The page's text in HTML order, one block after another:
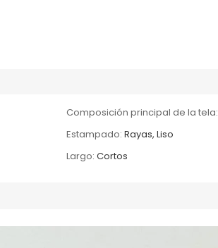
Composición principal de la tela:
Estampado: Rayas, Liso
Largo: Cortos